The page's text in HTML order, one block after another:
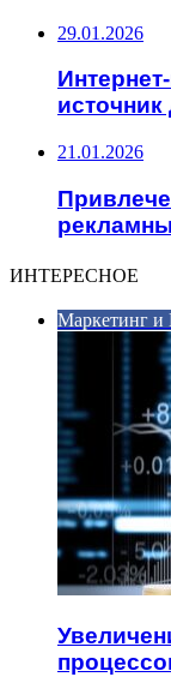
29.01.2026
21.01.2026
ИНТЕРЕСНОЕ
Маркетинг и